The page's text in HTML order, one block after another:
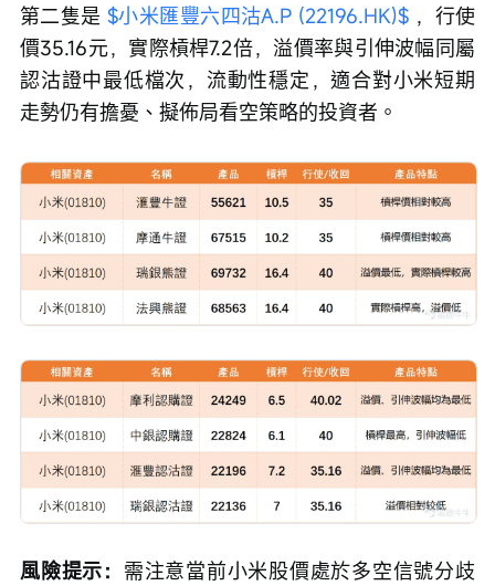
第二隻是 $小米匯豐六四沽A.P (22196.HK)$ ，行使
價35.16元，實際槓桿7.2倍，溢價率與引伸波幅同屬
認沽證中最低檔次，流動性穩定，適合對小米短期
走勢仍有擔憂、擬佈局看空策略的投資者。
風險提示： 需注意當前小米股價處於多空信號分歧